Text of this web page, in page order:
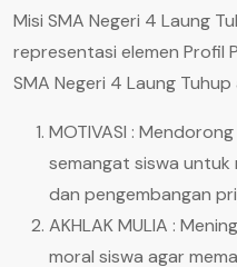
Misi SMA Negeri 4 Laung
representasi elemen Profil
SMA Negeri 4 Laung
MOTIVASI :
semangat siswa untuk
dan pengembangan
AKHLAK MULIA :
moral siswa agar